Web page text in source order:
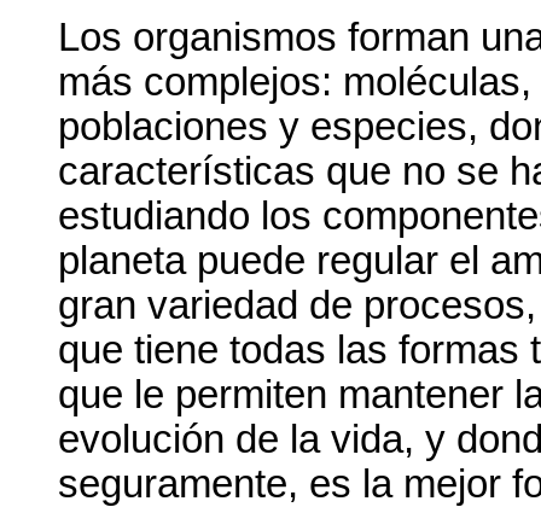
Los organismos forman
más complejos:
poblaciones y especies,
características que no se
estudiando los
planeta puede regular el
gran variedad de
que tiene todas las formas
que le permiten mantener
evolución de la vida, y
seguramente, es la mejor